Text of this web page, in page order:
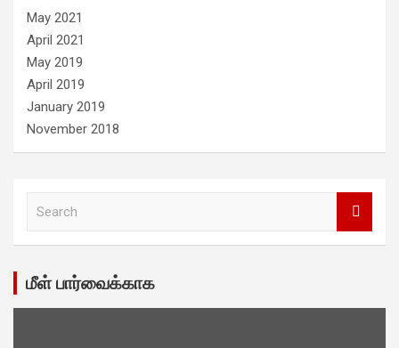
May 2021
April 2021
May 2019
April 2019
January 2019
November 2018
c
h
மீள் பார்வைக்காக